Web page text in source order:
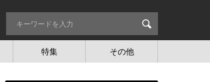
特集 その他